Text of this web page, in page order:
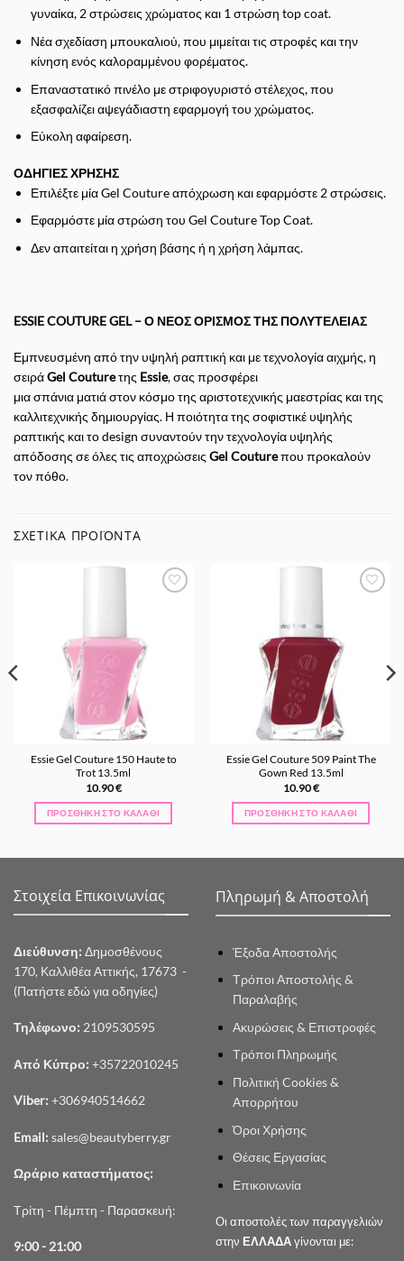
γυναίκα, 2 στρώσεις χρώματος και 1 στρώση top coat.
Νέα σχεδίαση μπουκαλιού, που μιμείται τις στροφές και την
κίνηση ενός καλοραμμένου φορέματος.
Επαναστατικό πινέλο με στριφογυριστό στέλεχος, που
εξασφαλίζει αψεγάδιαστη εφαρμογή του χρώματος.
Εύκολη αφαίρεση.
ΟΔΗΓΙΕΣ ΧΡΗΣΗΣ
Επιλέξτε μία Gel Couture απόχρωση και εφαρμόστε 2 στρώσεις.
Εφαρμόστε μία στρώση του Gel Couture Top Coat.
Δεν απαιτείται η χρήση βάσης ή η χρήση λάμπας.
ESSIE COUTURE GEL – Ο ΝΕΟΣ ΟΡΙΣΜΟΣ ΤΗΣ ΠΟΛΥΤΕΛΕΙΑΣ
Εμπνευσμένη από την υψηλή ραπτική και με τεχνολογία αιχμής, η
σειράGel Coutureτης Essie, σας προσφέρει
μια σπάνια ματιά στον κόσμο της αριστοτεχνικής μαεστρίας και της
καλλιτεχνικής δημιουργίας. Η ποιότητα της σοφιστικέ υψηλής
ραπτικής και το design συναντούν την τεχνολογία υψηλής
απόδοσης σε όλες τις αποχρώσεις Gel Coutureπου προκαλούν
τον πόθο.
ΣΧΕΤΙΚΆ ΠΡΟΪΌΝΤΑ
Essie Gel Couture 150 Haute to
Trot 13.5ml
10.90€
ΠΡΟΣΘΉΚΗ ΣΤΟ ΚΑΛΆΘΙ
Essie Gel Couture 509 Paint The
Gown Red 13.5ml
10.90€
ΠΡΟΣΘΉΚΗ ΣΤΟ ΚΑΛΆΘΙ
Στοιχεία Επικοινωνίας
Διεύθυνση: Δημοσθένους
170, Καλλιθέα Αττικής, 17673 -
(Πατήστε εδώ για οδηγίες)
Τηλέφωνο: 2109530595
Από Κύπρο: +35722010245
Viber: +306940514662
Email: sales@beautyberry.gr
Ωράριο καταστήματος:
Τρίτη - Πέμπτη - Παρασκευή:
9:00 - 21:00
Πληρωμή & Αποστολή
Έξοδα Αποστολής
Τρόποι Αποστολής &
Παραλαβής
Ακυρώσεις & Επιστροφές
Τρόποι Πληρωμής
Πολιτική Cookies &
Απορρήτου
Όροι Χρήσης
Θέσεις Εργασίας
Επικοινωνία
Οι αποστολές των παραγγελιών
στην ΕΛΛΑΔΑγίνονται με: